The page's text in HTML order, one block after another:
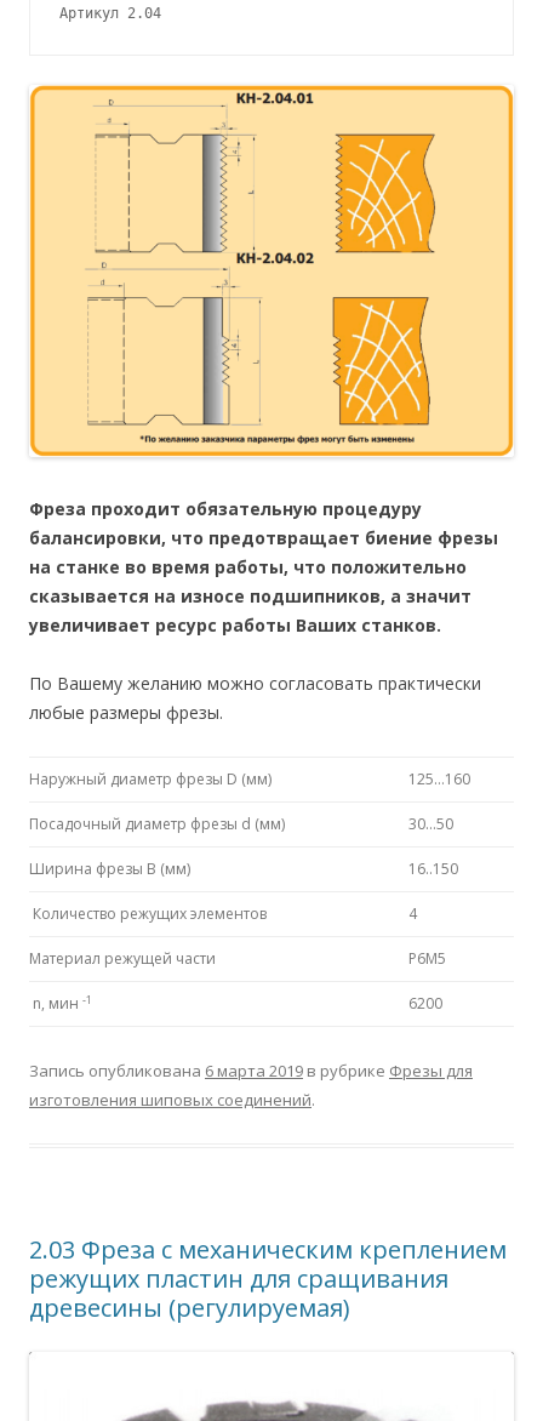
Артикул 2.04
Фреза проходит обязательную процедуру
балансировки, что предотвращает биение фрезы
на станке во время работы, что положительно
сказывается на износе подшипников, а значит
увеличивает ресурс работы Ваших станков.
По Вашему желанию можно согласовать практически
любые размеры фрезы.
Наружный диаметр фрезы D (мм) 125…160
Посадочный диаметр фрезы d (мм) 30…50
Ширина фрезы B (мм) 16..150
Количество режущих элементов 4
Материал режущей части P6M5
n, мин -1 6200
Запись опубликована 6 марта 2019 в рубрике Фрезы для
изготовления шиповых соединений.
2.03 Фреза с механическим креплением
режущих пластин для сращивания
древесины (регулируемая)